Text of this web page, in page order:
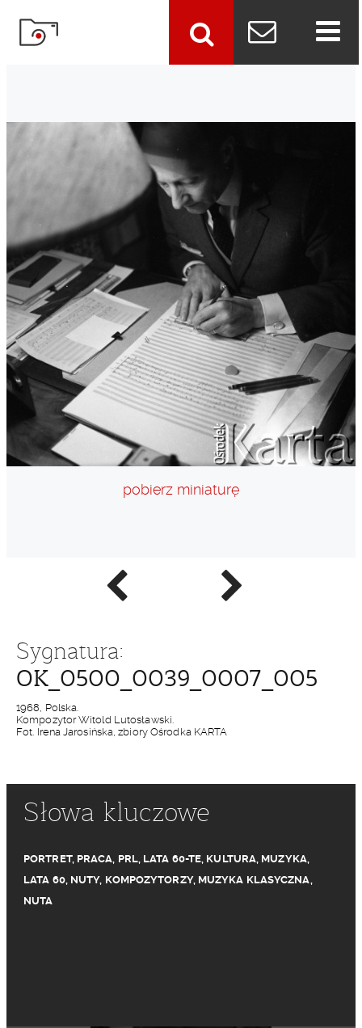
Poprzednie
zdjęcie
Następne
zdjęcie
pobierz miniaturę
Sygnatura:
OK_0500_0039_0007_005
1968, Polska.
Kompozytor Witold Lutosławski.
Fot. Irena Jarosińska, zbiory Ośrodka KARTA
Słowa kluczowe
PORTRET, PRACA, PRL, LATA 60-TE, KULTURA, MUZYKA,
LATA 60, NUTY, KOMPOZYTORZY, MUZYKA KLASYCZNA,
NUTA